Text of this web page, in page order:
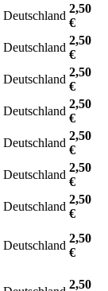
Deutschland
2,50
€
Deutschland
2,50
€
Deutschland
2,50
€
Deutschland
2,50
€
Deutschland
2,50
€
Deutschland
2,50
€
Deutschland
2,50
€
Deutschland
2,50
€
2,50